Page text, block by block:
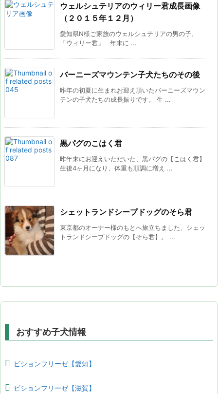
ウェルシュテリアのウィリー君成長画像
（２０１５年１２月）
愛知県N様ご家族のウェルシュテリアの男の子、
「ウィリー君」 年末に ...
バーニーズマウンテン子犬たちのその後
昨年の初夏に生まれお迎え頂いたバーニーズマウン
テンの子犬たちの成長振りです。 生 ...
黒パグのこはく君
昨年末にお迎えいただいた、黒パグの【こはく君】
生後4ヶ月になり、体重も順調に増え ...
シェットランドシープドッグのそら君
東京都のオーナー様のもとへ旅立ちました、シェッ
トランドシープドッグの【そら君】。 ...
おすすめ子犬情報
ビションフリーゼ【愛知】
ビションフリーゼ【滋賀】